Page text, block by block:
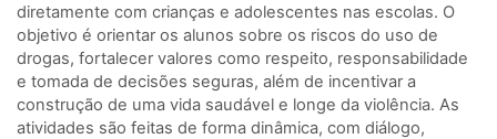
diretamente com crianças e adolescentes nas escolas. O
objetivo é orientar os alunos sobre os riscos do uso de
drogas, fortalecer valores como respeito, responsabilidade
e tomada de decisões seguras, além de incentivar a
construção de uma vida saudável e longe da violência. As
atividades são feitas de forma dinâmica, com diálogo,